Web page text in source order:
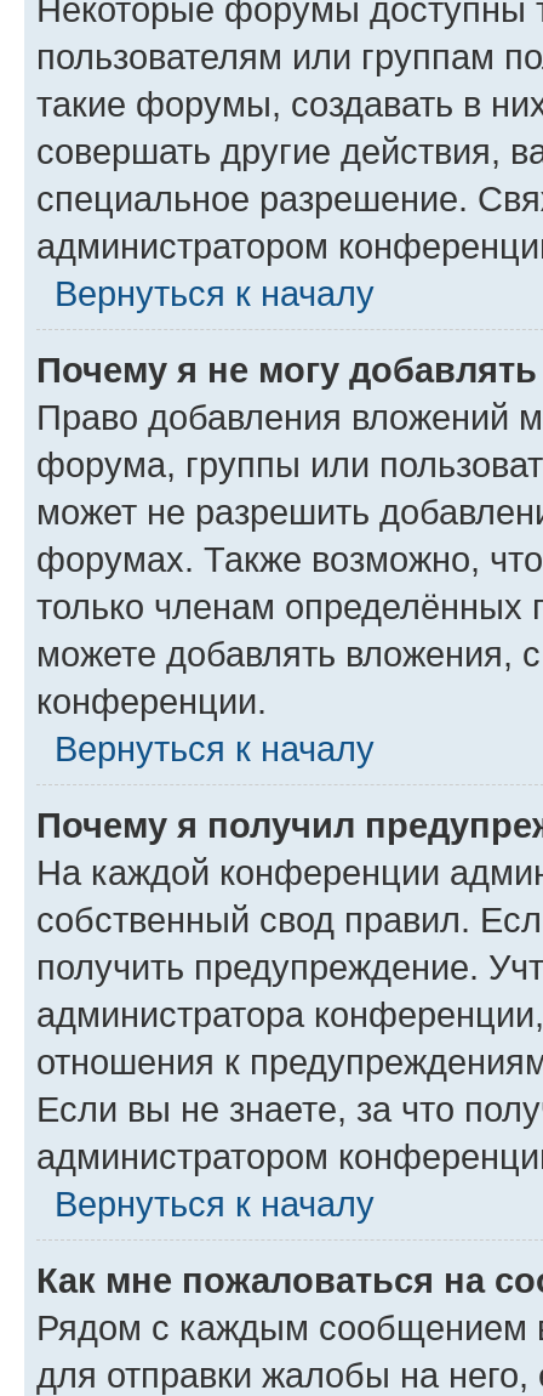
Некоторые форумы доступны
пользователям или группам
такие форумы, создавать в
совершать другие действия,
специальное разрешение.
администратором
Вернуться к началу
Почему я не могу
Право добавления вложений
форума, группы или
может не разрешить
форумах. Также возможно,
только членам определённых
можете добавлять вложения,
конференции.
Вернуться к началу
Почему я получил
На каждой конференции
собственный свод правил.
получить предупреждение.
администратора
отношения к
Если вы не знаете, за что
администратором
Вернуться к началу
Как мне пожаловаться на
Рядом с каждым сообщением
для отправки жалобы на